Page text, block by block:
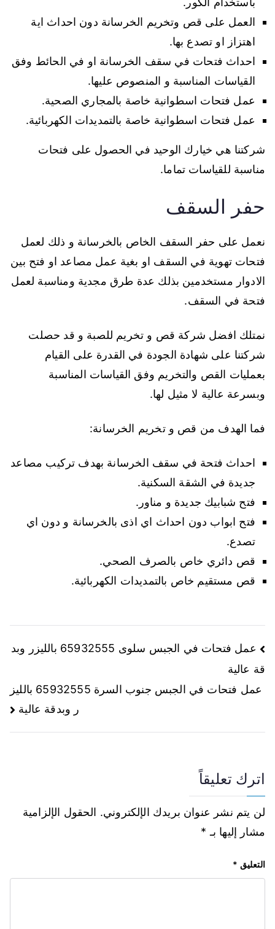
العمل على قص وتخريم الخرسانة دون احداث اية
اهتزاز او تصدع بها.
احداث فتحات في سقف الخرسانة او في الحائط وفق
القياسات المناسبة و المنصوص عليها.
عمل فتحات اسطوانية خاصة بالمجاري الصحية.
عمل فتحات اسطوانية خاصة بالتمديدات الكهربائية.
شركتنا هي خيارك الوحيد في الحصول على فتحات
مناسبة للقياسات تماما.
حفر السقف
نعمل على حفر السقف الخاص بالخرسانة و ذلك لعمل
فتحات تهوية في السقف او بغية عمل مصاعد او فتح بين
الادوار مستخدمين بذلك عدة طرق مجدية ومناسبة لعمل
فتحة في السقف.
نمتلك افضل شركة قص و تخريم للصبة و قد حصلت
شركتنا على شهادة الجودة في القدرة على القيام
بعمليات القص والتخريم وفق القياسات المناسبة
وبسرعة عالية لا مثيل لها.
فما الهدف من قص و تخريم الخرسانة:
احداث فتحة في سقف الخرسانة بهدف تركيب مصاعد
جديدة في الشقة السكنية.
فتح شبابيك جديدة و مناور.
فتح ابواب دون احداث اي اذى بالخرسانة و دون اي
تصدع.
قص دائري خاص بالصرف الصحي.
قص مستقيم خاص بالتمديدات الكهربائية.
عمل فتحات في الجبس سلوى 65932555 بالليزر وبد
قة عالية
عمل فتحات في الجبس جنوب السرة 65932555 بالليز
ر وبدقة عالية
اترك تعليقاً
لن يتم نشر عنوان بريدك الإلكتروني. الحقول الإلزامية
مشار إليها بـ *
التعليق *